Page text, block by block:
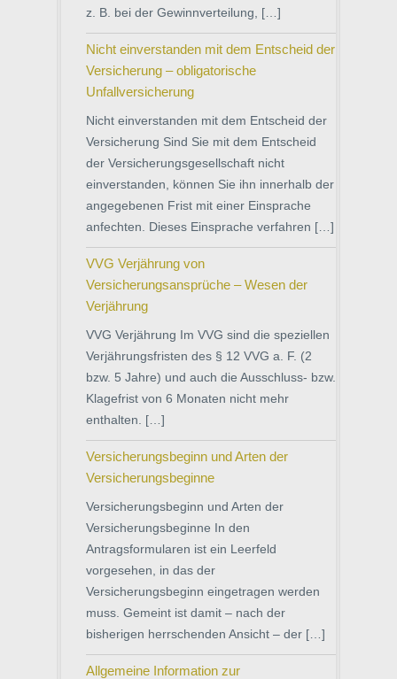
z. B. bei der Gewinnverteilung, […]
Nicht einverstanden mit dem Entscheid der
Versicherung – obligatorische
Unfallversicherung
Nicht einverstanden mit dem Entscheid der
Versicherung Sind Sie mit dem Entscheid
der Versicherungsgesellschaft nicht
einverstanden, können Sie ihn innerhalb der
angegebenen Frist mit einer Einsprache
anfechten. Dieses Einsprache verfahren […]
VVG Verjährung von
Versicherungsansprüche – Wesen der
Verjährung
VVG Verjährung Im VVG sind die speziellen
Verjährungsfristen des § 12 VVG a. F. (2
bzw. 5 Jahre) und auch die Ausschluss- bzw.
Klagefrist von 6 Monaten nicht mehr
enthalten. […]
Versicherungsbeginn und Arten der
Versicherungsbeginne
Versicherungsbeginn und Arten der
Versicherungsbeginne In den
Antragsformularen ist ein Leerfeld
vorgesehen, in das der
Versicherungsbeginn eingetragen werden
muss. Gemeint ist damit – nach der
bisherigen herrschenden Ansicht – der […]
Allgemeine Information zur